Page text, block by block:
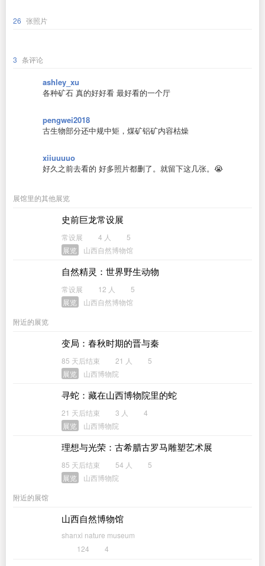
26 张照片
3 条评论
ashley_xu
各种矿石 真的好好看 最好看的一个厅
pengwei2018
古生物部分还中规中矩，煤矿铝矿内容枯燥
xiiuuuuo
好久之前去看的 好多照片都删了。就留下这几张。😭
展馆里的其他展览
史前巨龙常设展
常设展 4 人
5
展览
山西自然博物馆
自然精灵：世界野生动物
常设展 12 人
5
展览
山西自然博物馆
附近的展览
变局：春秋时期的晋与秦
85 天后结束 21 人
5
展览
山西博物院
寻蛇：藏在山西博物院里的蛇
21 天后结束 3 人
4
展览
山西博物院
理想与光荣：古希腊古罗马雕塑艺术展
85 天后结束 54 人
5
展览
山西博物院
附近的展馆
山西自然博物馆
shanxi nature museum
124
4